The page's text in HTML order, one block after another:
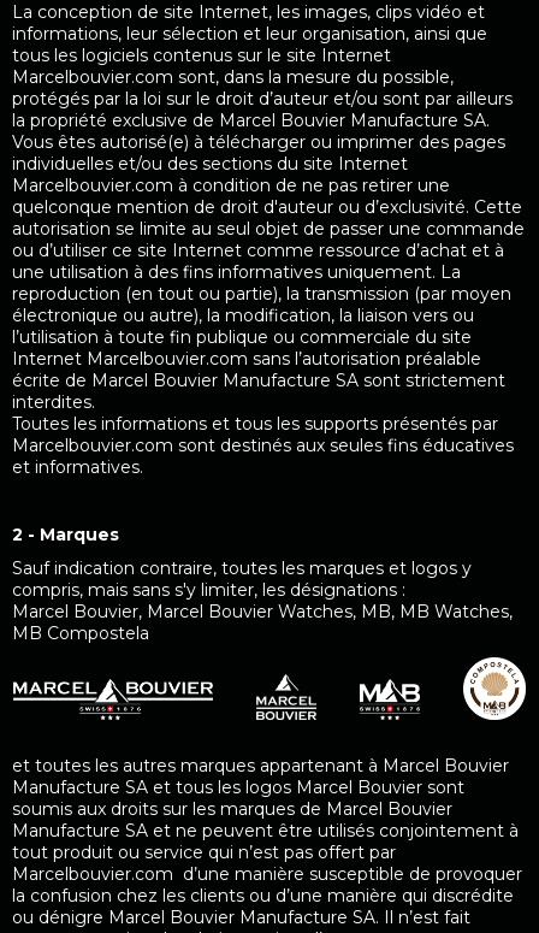
La conception de site Internet, les images, clips vidéo et
informations, leur sélection et leur organisation, ainsi que
tous les logiciels contenus sur le site Internet
Marcelbouvier.com sont, dans la mesure du possible,
protégés par la loi sur le droit d’auteur et/ou sont par ailleurs
la propriété exclusive de Marcel Bouvier Manufacture SA.
Vous êtes autorisé(e) à télécharger ou imprimer des pages
individuelles et/ou des sections du site Internet
Marcelbouvier.com à condition de ne pas retirer une
quelconque mention de droit d'auteur ou d’exclusivité. Cette
autorisation se limite au seul objet de passer une commande
ou d’utiliser ce site Internet comme ressource d’achat et à
une utilisation à des fins informatives uniquement. La
reproduction (en tout ou partie), la transmission (par moyen
électronique ou autre), la modification, la liaison vers ou
l’utilisation à toute fin publique ou commerciale du site
Internet Marcelbouvier.com sans l’autorisation préalable
écrite de Marcel Bouvier Manufacture SA sont strictement
interdites.
Toutes les informations et tous les supports présentés par
Marcelbouvier.com sont destinés aux seules fins éducatives
et informatives.
2 - Marques
Sauf indication contraire, toutes les marques et logos y
compris, mais sans s'y limiter, les désignations :
Marcel Bouvier, Marcel Bouvier Watches, MB, MB Watches,
MB Compostela
et toutes les autres marques appartenant à Marcel Bouvier
Manufacture SA et tous les logos Marcel Bouvier sont
soumis aux droits sur les marques de Marcel Bouvier
Manufacture SA et ne peuvent être utilisés conjointement à
tout produit ou service qui n’est pas offert par
Marcelbouvier.com d’une manière susceptible de provoquer
la confusion chez les clients ou d’une manière qui discrédite
ou dénigre Marcel Bouvier Manufacture SA. Il n’est fait